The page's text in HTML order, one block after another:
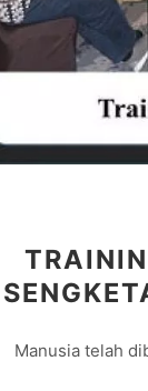
Manusia telah